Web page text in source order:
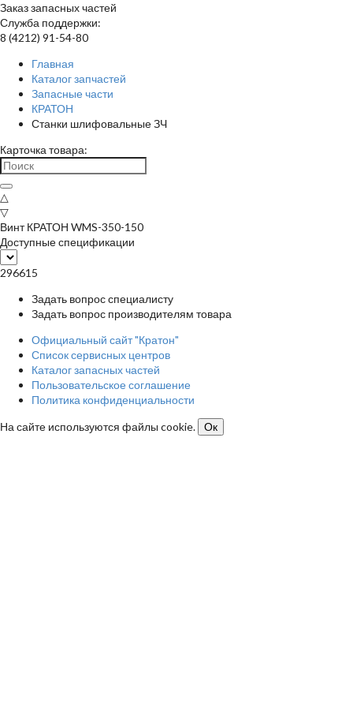
Заказ запасных частей
Служба поддержки:
8 (4212) 91-54-80
Главная
Каталог запчастей
Запасные части
КРАТОН
Станки шлифовальные ЗЧ
Карточка товара:
△
▽
Винт КРАТОН WMS-350-150
Доступные спецификации
296615
Задать вопрос специалисту
Задать вопрос производителям товара
Официальный сайт "Кратон"
Список сервисных центров
Каталог запасных частей
Пользовательское соглашение
Политика конфиденциальности
На сайте используются файлы cookie.
Ок